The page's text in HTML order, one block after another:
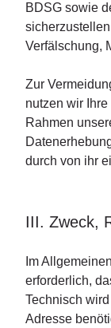
BDSG sowie
Verfälschung,
Zur
nutzen wir
Rahmen
durch von ihr
III. Zweck,
Im
erforderlich,
Technisch
Adresse